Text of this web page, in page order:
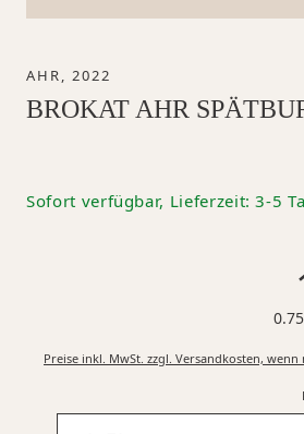
AHR, 2022
BROKAT AHR
Sofort verfügbar, Lieferzeit: 3-5
Preise inkl. MwSt. zzgl. Versandkosten, wenn